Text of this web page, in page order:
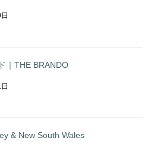
｜THE BRANDO
& New South Wales